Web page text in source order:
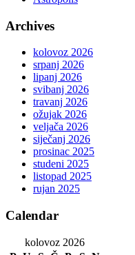
Archives
kolovoz 2026
srpanj 2026
lipanj 2026
svibanj 2026
travanj 2026
ožujak 2026
veljača 2026
siječanj 2026
prosinac 2025
studeni 2025
listopad 2025
rujan 2025
Calendar
kolovoz 2026